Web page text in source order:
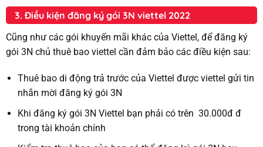
3. Điều kiện đăng ký gói 3N viettel 2022
Cũng như các gói khuyến mãi khác của Viettel, để đăng ký
gói 3N chủ thuê bao viettel cần đảm bảo các điều kiện sau:
Thuê bao di động trả trước của Viettel được viettel gửi tin
nhắn mời đăng ký gói 3N
Khi đăng ký gói 3N Viettel bạn phải có trên 30.000đ đ
trong tài khoản chính